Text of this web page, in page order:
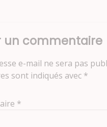
un commentaire
e-mail ne sera pas
sont indiqués avec *
*